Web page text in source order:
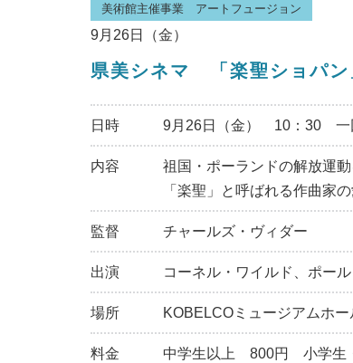
美術館主催事業 アートフュージョン
9月26日（金）
県美シネマ 「楽聖ショパ
日時 9月26日（金） 10：30
内容
祖国・ポーランドの解放運
「楽聖」と呼ばれる作曲家
監督 チャールズ・ヴィダー
出演 コーネル・ワイルド、ポー
場所 KOBELCOミュージアムホー
料金 中学生以上 800円 小学生